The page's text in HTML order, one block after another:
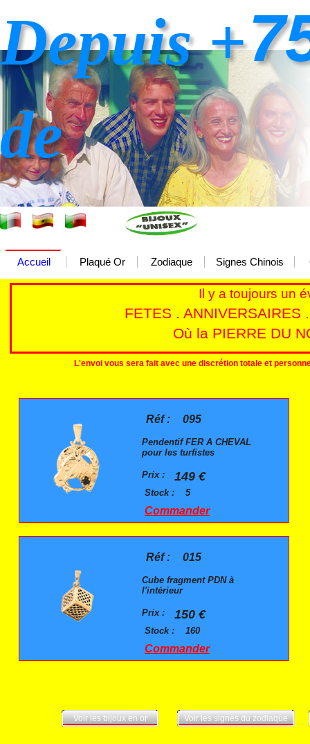
Accueil Plaqué Or Zodiaque Signes Chinois
Depuis +
de
Il y a toujours un
FETES . ANNIVERSAIRES
Où la PIERRE DU
L'envoi vous sera fait avec une discrétion totale et
Voir les bijoux en or Voir les signes du zodiaque
Réf : 095
Pendentif FER A CHEVAL
pour les turfistes
Prix : 149 €
Stock : 5
Commander
Réf : 015
Cube fragment PDN à
l'intérieur
Prix : 150 €
Stock : 160
Commander